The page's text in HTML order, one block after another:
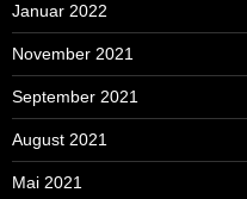
Januar 2022
November 2021
September 2021
August 2021
Mai 2021